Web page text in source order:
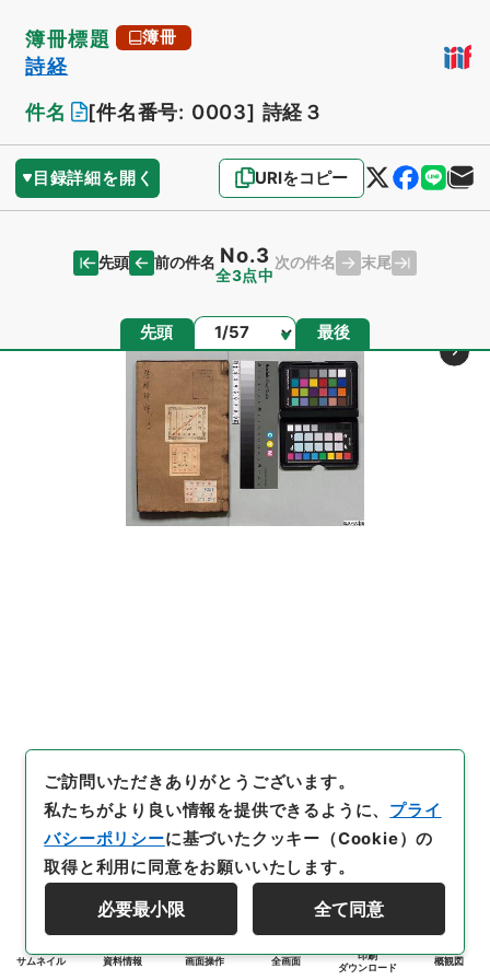
簿冊標題 簿冊
詩経
件名
[件名番号: 0003] 詩経３
目録詳細を開く URIをコピー
先頭 前の件名 No.3
全3点中
次の件名 末尾
先頭 ページ 最後
サムネイル 資料情報 画面操作 全画面
印刷
ダウンロード
概観図
ご訪問いただきありがとうございます。
私たちがより良い情報を提供できるように、 プライ
バシーポリシーに基づいたクッキー（Cookie）の
取得と利用に同意をお願いいたします。
必要最小限 全て同意